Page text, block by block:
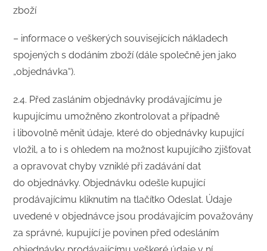
zboží
– informace o veškerých souvisejících nákladech
spojených s dodáním zboží (dále společně jen jako
„objednávka“).
2.4. Před zasláním objednávky prodávajícímu je
kupujícímu umožněno zkontrolovat a případně
i libovolně měnit údaje, které do objednávky kupující
vložil, a to i s ohledem na možnost kupujícího zjišťovat
a opravovat chyby vzniklé při zadávání dat
do objednávky. Objednávku odešle kupující
prodávajícímu kliknutím na tlačítko Odeslat. Údaje
uvedené v objednávce jsou prodávajícím považovány
za správné, kupující je povinen před odesláním